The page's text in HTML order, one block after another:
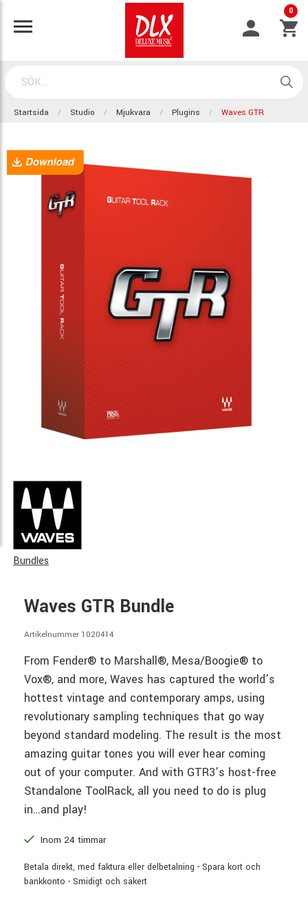
0
Startsida Studio Mjukvara Plugins Waves GTR
Bundles
Waves GTR Bundle
Artikelnummer 1020414
From Fender® to Marshall®, Mesa/Boogie® to
Vox®, and more, Waves has captured the world’s
hottest vintage and contemporary amps, using
revolutionary sampling techniques that go way
beyond standard modeling. The result is the most
amazing guitar tones you will ever hear coming
out of your computer. And with GTR3’s host-free
Standalone ToolRack, all you need to do is plug
in…and play!
Inom 24 timmar
Betala direkt, med faktura eller delbetalning - Spara kort och
bankkonto - Smidigt och säkert